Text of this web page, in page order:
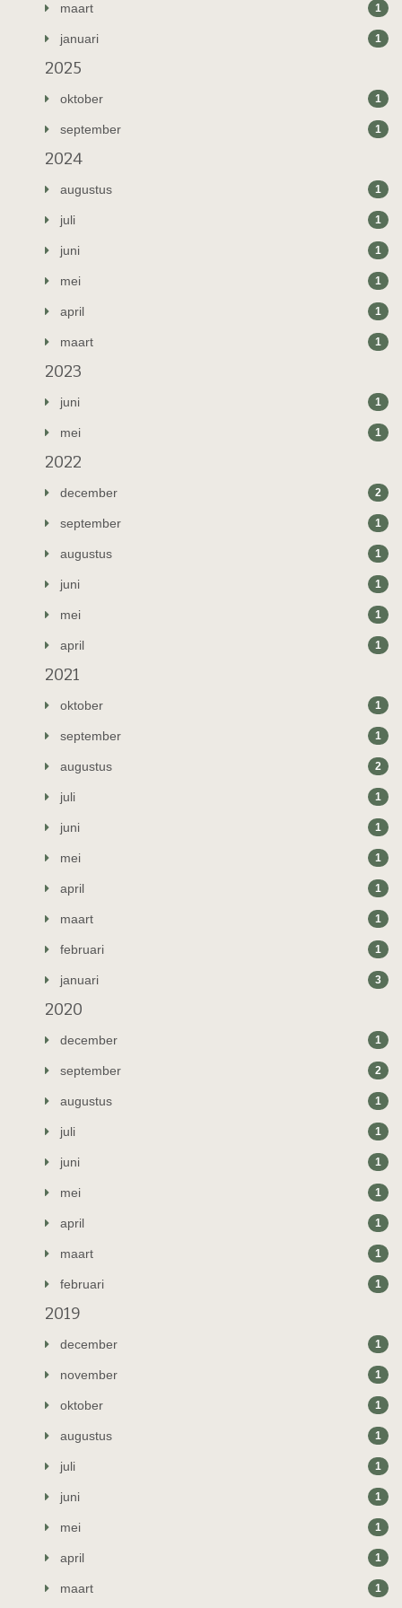
maart 1
januari 1
2025
oktober 1
september 1
2024
augustus 1
juli 1
juni 1
mei 1
april 1
maart 1
2023
juni 1
mei 1
2022
december 2
september 1
augustus 1
juni 1
mei 1
april 1
2021
oktober 1
september 1
augustus 2
juli 1
juni 1
mei 1
april 1
maart 1
februari 1
januari 3
2020
december 1
september 2
augustus 1
juli 1
juni 1
mei 1
april 1
maart 1
februari 1
2019
december 1
november 1
oktober 1
augustus 1
juli 1
juni 1
mei 1
april 1
maart 1